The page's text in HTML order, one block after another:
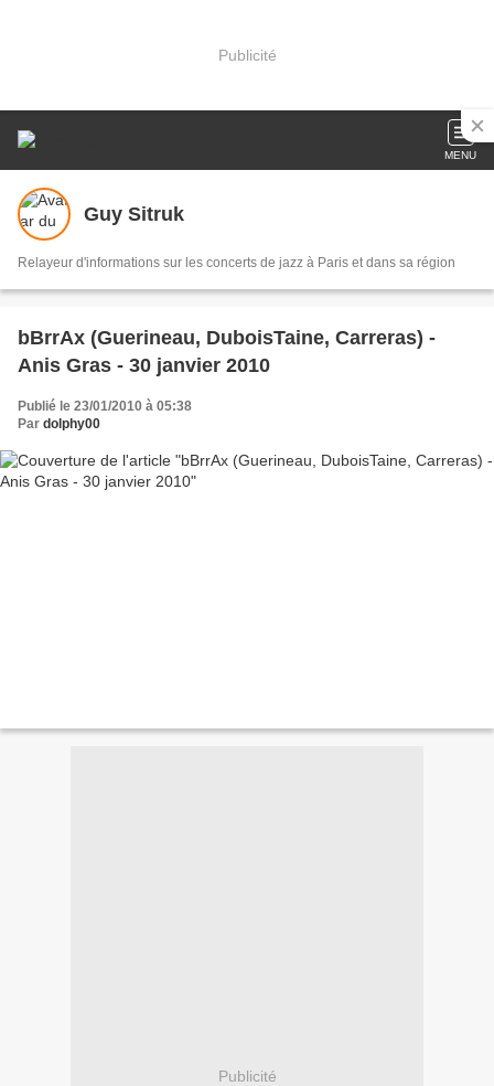
Publicité
MENU
Guy Sitruk
Relayeur d'informations sur les concerts de jazz à Paris et dans sa région
bBrrAx (Guerineau, DuboisTaine, Carreras) -
Anis Gras - 30 janvier 2010
Publié le 23/01/2010 à 05:38
Par dolphy00
Publicité